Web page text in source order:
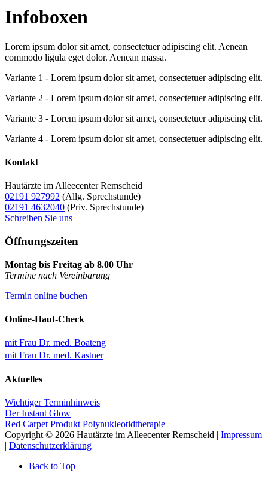
Infoboxen
Lorem ipsum dolor sit amet, consectetuer adipiscing elit. Aenean
commodo ligula eget dolor. Aenean massa.
Variante 1 - Lorem ipsum dolor sit amet, consectetuer adipiscing elit.
Variante 2 - Lorem ipsum dolor sit amet, consectetuer adipiscing elit.
Variante 3 - Lorem ipsum dolor sit amet, consectetuer adipiscing elit.
Variante 4 - Lorem ipsum dolor sit amet, consectetuer adipiscing elit.
Kontakt
Hautärzte im Alleecenter Remscheid
02191 927992 (Allg. Sprechstunde)
02191 4632040 (Priv. Sprechstunde)
Schreiben Sie uns
Öffnungszeiten
Montag bis Freitag ab 8.00 Uhr
Termine nach Vereinbarung
Termin online buchen
Online-Haut-Check
mit Frau Dr. med. Boateng
mit Frau Dr. med. Kastner
Aktuelles
Wichtiger Terminhinweis
Der Instant Glow
Red Carpet Produkt Polynukleotidtherapie
Copyright © 2026 Hautärzte im Alleecenter Remscheid | Impressum
| Datenschutzerklärung
Back to Top